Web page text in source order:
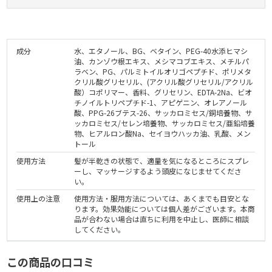
成分
水、エタノール、BG、ベタイン、PEG-40水添ヒマシ
油、カンゾウ根エキス、メシマコブエキス、メチルパ
ラベン、PG、パルミトイルオリゴペプチド、ポリメタ
クリル酸グリセリル、(アクリル酸グリセリル/アクリル
酸）コポリマー、香料、グリセリン、EDTA-2Na、ビオ
チノイルトリペプチド-1、アピゲニン、オレアノール
酸、PPG-26ブテス-26、サッカロミセス/銅培養物、サ
ッカロミセス/セレン培養物、サッカロミセス/亜鉛培養
物、ヒアルロン酸Na、セイヨウハッカ油、乳酸、メン
トール
使用方法
髪が半乾きの状態で、適量を気になるところにスプレ
ーし、マッサージするよう頭皮になじませてくださ
い。
使用上の注意
使用方法・服用方法については、あくまでも目安とな
ります。効果効能については個人差がございます。本商
品が合わない場合は直ちに利用を中止し、医師に相談
してください。
この商品の口コミ